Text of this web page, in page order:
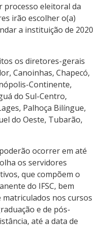
processo eleitoral da
irão escolher o(a)
a instituição de 2020
os diretores-gerais
Canoinhas, Chapecó,
Continente,
do Sul-Centro,
Palhoça Bilíngue,
do Oeste, Tubarão,
ocorrer em até
os servidores
que compõem o
do IFSC, bem
nos cursos
e de pós-
até a data de